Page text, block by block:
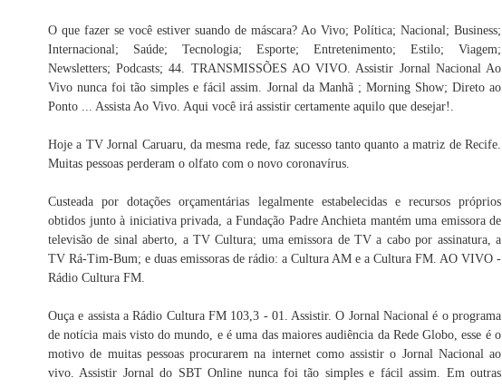
O que fazer se você estiver suando de máscara? Ao Vivo; Política; Nacional; Business;
Internacional; Saúde; Tecnologia; Esporte; Entretenimento; Estilo; Viagem;
Newsletters; Podcasts; 44. TRANSMISSÕES AO VIVO. Assistir Jornal Nacional Ao
Vivo nunca foi tão simples e fácil assim. Jornal da Manhã ; Morning Show; Direto ao
Ponto ... Assista Ao Vivo. Aqui você irá assistir certamente aquilo que desejar!.
Hoje a TV Jornal Caruaru, da mesma rede, faz sucesso tanto quanto a matriz de Recife.
Muitas pessoas perderam o olfato com o novo coronavírus.
Custeada por dotações orçamentárias legalmente estabelecidas e recursos próprios
obtidos junto à iniciativa privada, a Fundação Padre Anchieta mantém uma emissora de
televisão de sinal aberto, a TV Cultura; uma emissora de TV a cabo por assinatura, a
TV Rá-Tim-Bum; e duas emissoras de rádio: a Cultura AM e a Cultura FM. AO VIVO -
Rádio Cultura FM.
Ouça e assista a Rádio Cultura FM 103,3 - 01. Assistir. O Jornal Nacional é o programa
de notícia mais visto do mundo, e é uma das maiores audiência da Rede Globo, esse é o
motivo de muitas pessoas procurarem na internet como assistir o Jornal Nacional ao
vivo. Assistir Jornal do SBT Online nunca foi tão simples e fácil assim. Em outras